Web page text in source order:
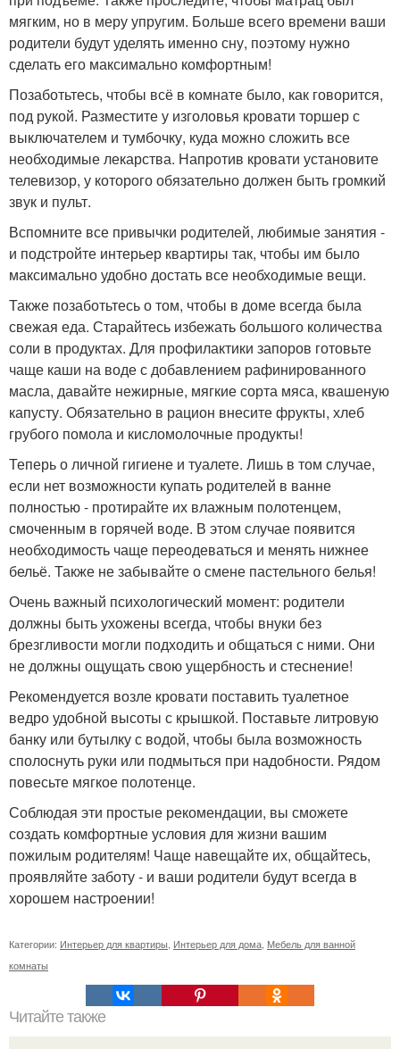
мягким, но в меру упругим. Больше всего времени ваши
родители будут уделять именно сну, поэтому нужно
сделать его максимально комфортным!
Позаботьтесь, чтобы всё в комнате было, как говорится,
под рукой. Разместите у изголовья кровати торшер с
выключателем и тумбочку, куда можно сложить все
необходимые лекарства. Напротив кровати установите
телевизор, у которого обязательно должен быть громкий
звук и пульт.
Вспомните все привычки родителей, любимые занятия -
и подстройте интерьер квартиры так, чтобы им было
максимально удобно достать все необходимые вещи.
Также позаботьтесь о том, чтобы в доме всегда была
свежая еда. Старайтесь избежать большого количества
соли в продуктах. Для профилактики запоров готовьте
чаще каши на воде с добавлением рафинированного
масла, давайте нежирные, мягкие сорта мяса, квашеную
капусту. Обязательно в рацион внесите фрукты, хлеб
грубого помола и кисломолочные продукты!
Теперь о личной гигиене и туалете. Лишь в том случае,
если нет возможности купать родителей в ванне
полностью - протирайте их влажным полотенцем,
смоченным в горячей воде. В этом случае появится
необходимость чаще переодеваться и менять нижнее
бельё. Также не забывайте о смене пастельного белья!
Очень важный психологический момент: родители
должны быть ухожены всегда, чтобы внуки без
брезгливости могли подходить и общаться с ними. Они
не должны ощущать свою ущербность и стеснение!
Рекомендуется возле кровати поставить туалетное
ведро удобной высоты с крышкой. Поставьте литровую
банку или бутылку с водой, чтобы была возможность
сполоснуть руки или подмыться при надобности. Рядом
повесьте мягкое полотенце.
Соблюдая эти простые рекомендации, вы сможете
создать комфортные условия для жизни вашим
пожилым родителям! Чаще навещайте их, общайтесь,
проявляйте заботу - и ваши родители будут всегда в
хорошем настроении!
Категории: Интерьер для квартиры, Интерьер для дома, Мебель для ванной
комнаты
Читайте также